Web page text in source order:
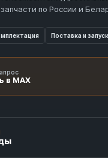
по России и
Поставка и запуск
в MAX